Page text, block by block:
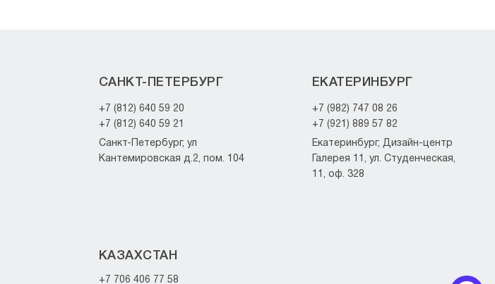
САНКТ-ПЕТЕРБУРГ
+7 (812) 640 59 20
+7 (812) 640 59 21
Санкт-Петербург, ул
Кантемировская д.2, пом. 104
ЕКАТЕРИНБУРГ
+7 (982) 747 08 26
+7 (921) 889 57 82
Екатеринбург, Дизайн-центр
Галерея 11, ул. Студенческая,
11, оф. 328
КАЗАХСТАН
+7 706 406 77 58